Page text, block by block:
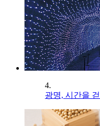
4.
광명, 시간을